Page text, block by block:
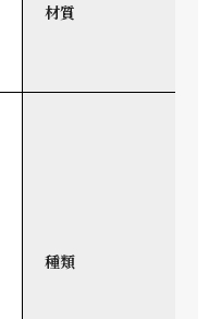
材質
種類